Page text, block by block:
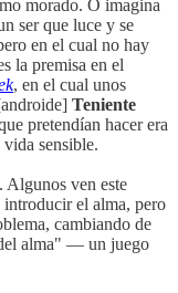
morado. O imagina
ser que luce y se
en el cual no hay
la premisa en el
, en el cual unos
Teniente
pretendían hacer era
sensible.
Algunos ven este
el alma, pero
cambiando de
alma" — un juego